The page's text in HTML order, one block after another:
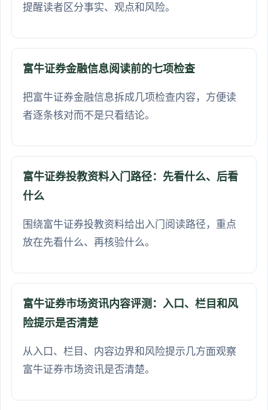
提醒读者区分事实、观点和风险。
富牛证券金融信息阅读前的七项检查
把富牛证券金融信息拆成几项检查内容，方便读
者逐条核对而不是只看结论。
富牛证券投教资料入门路径：先看什么、后看
什么
围绕富牛证券投教资料给出入门阅读路径，重点
放在先看什么、再核验什么。
富牛证券市场资讯内容评测：入口、栏目和风
险提示是否清楚
从入口、栏目、内容边界和风险提示几方面观察
富牛证券市场资讯是否清楚。